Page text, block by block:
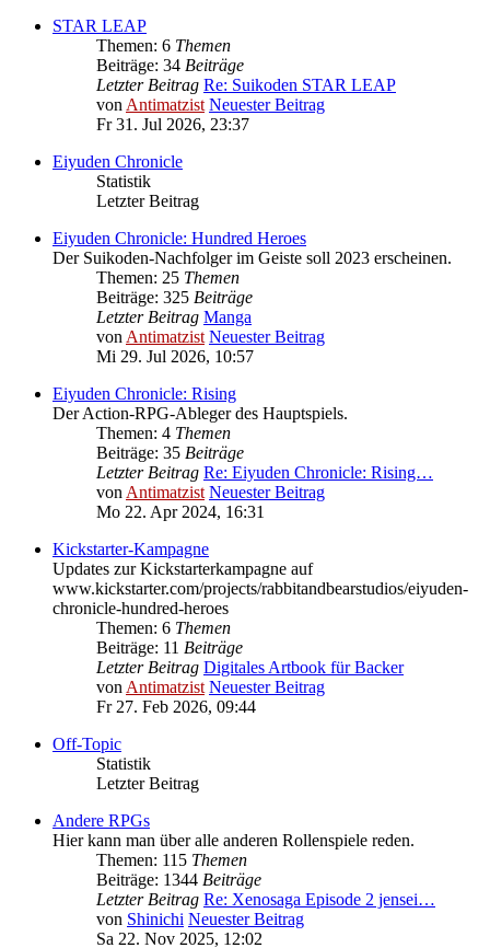
STAR LEAP
Themen: 6 Themen
Beiträge: 34 Beiträge
Letzter Beitrag Re: Suikoden STAR LEAP
vonAntimatzist Neuester Beitrag
Fr 31. Jul 2026, 23:37
Eiyuden Chronicle
Statistik
Letzter Beitrag
Eiyuden Chronicle: Hundred Heroes
Der Suikoden-Nachfolger im Geiste soll 2023 erscheinen.
Themen: 25 Themen
Beiträge: 325 Beiträge
Letzter Beitrag Manga
vonAntimatzist Neuester Beitrag
Mi 29. Jul 2026, 10:57
Eiyuden Chronicle: Rising
Der Action-RPG-Ableger des Hauptspiels.
Themen: 4 Themen
Beiträge: 35 Beiträge
Letzter Beitrag Re: Eiyuden Chronicle: Rising…
vonAntimatzist Neuester Beitrag
Mo 22. Apr 2024, 16:31
Kickstarter-Kampagne
Updates zur Kickstarterkampagne auf
www.kickstarter.com/projects/rabbitandbearstudios/eiyuden-
chronicle-hundred-heroes
Themen: 6 Themen
Beiträge: 11 Beiträge
Letzter Beitrag Digitales Artbook für Backer
vonAntimatzist Neuester Beitrag
Fr 27. Feb 2026, 09:44
Off-Topic
Statistik
Letzter Beitrag
Andere RPGs
Hier kann man über alle anderen Rollenspiele reden.
Themen: 115 Themen
Beiträge: 1344 Beiträge
Letzter Beitrag Re: Xenosaga Episode 2 jensei…
von Shinichi Neuester Beitrag
Sa 22. Nov 2025, 12:02